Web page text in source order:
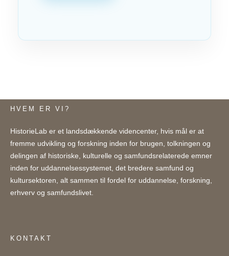
HVEM ER VI?
HistorieLab er et landsdækkende videncenter, hvis mål er at
fremme udvikling og forskning inden for brugen, tolkningen og
delingen af historiske, kulturelle og samfundsrelaterede emner
inden for uddannelsessystemet, det bredere samfund og
kultursektoren, alt sammen til fordel for uddannelse, forskning,
erhverv og samfundslivet.
KONTAKT